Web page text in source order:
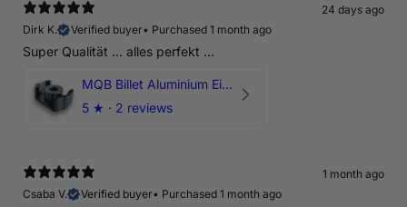
24 days ago
Dirk K.
Verified buyer• Purchased 1 month ago
Super Qualität ... alles perfekt ...
MQB Billet Aluminium Einsatz Drehmomentstütze - DOGBONE für Audi RS3, TTRS, RSQ3
5 ★ · 2 reviews
1 month ago
Csaba V.
Verified buyer• Purchased 1 month ago